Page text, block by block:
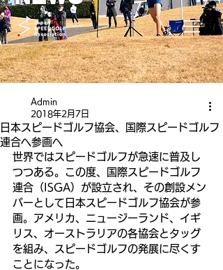
日本スピードゴルフ協会、国際スピードゴルフ
連合へ参画へ
Admin
2018年2月7日
世界ではスピードゴルフが急速に普及し
つつある。この度、国際スピードゴルフ
連合（ISGA）が設立され、その創設メン
バーとして日本スピードゴルフ協会が参
画。アメリカ、ニュージーランド、イギ
リス、オーストラリアの各協会とタッグ
を組み、スピードゴルフの発展に尽くす
ことになった。